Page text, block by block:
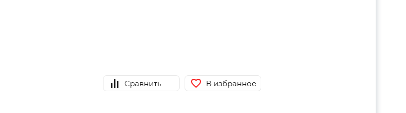
Сравнить В избранное